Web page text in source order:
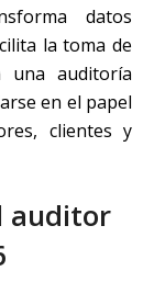
datos
la toma de
una auditoría
en el papel
clientes y
auditor